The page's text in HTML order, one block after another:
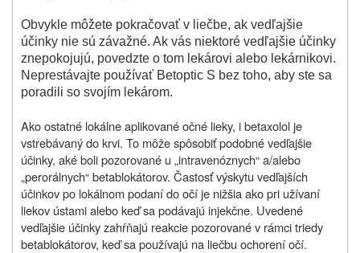
Obvykle môžete pokračovať v liečbe, ak vedľajšie
účinky nie sú závažné. Ak vás niektoré vedľajšie účinky
znepokojujú, povedzte o tom lekárovi alebo lekárnikovi.
Neprestávajte používať Betoptic S bez toho, aby ste sa
poradili so svojím lekárom.
Ako ostatné lokálne aplikované očné lieky, i betaxolol je
vstrebávaný do krvi. To môže spôsobiť podobné vedľajšie
účinky, aké boli pozorované u „intravenóznych“ a/alebo
„perorálnych“ betablokátorov. Častosť výskytu vedľajších
účinkov po lokálnom podaní do očí je nižšia ako pri užívaní
liekov ústami alebo keď sa podávajú injekčne. Uvedené
vedľajšie účinky zahŕňajú reakcie pozorované v rámci triedy
betablokátorov, keď sa používajú na liečbu ochorení očí.